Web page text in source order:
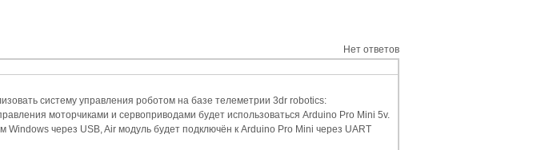
Нет ответов
систему управления роботом на базе телеметрии 3dr robotics:
моторчиками и сервоприводами будет использоваться Arduino Pro Mini 5v.
через USB, Air модуль будет подключён к Arduino Pro Mini через UART